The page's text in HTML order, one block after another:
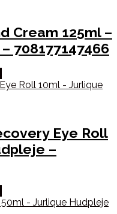
Cream 125ml –
708177147466
Eye Roll
–